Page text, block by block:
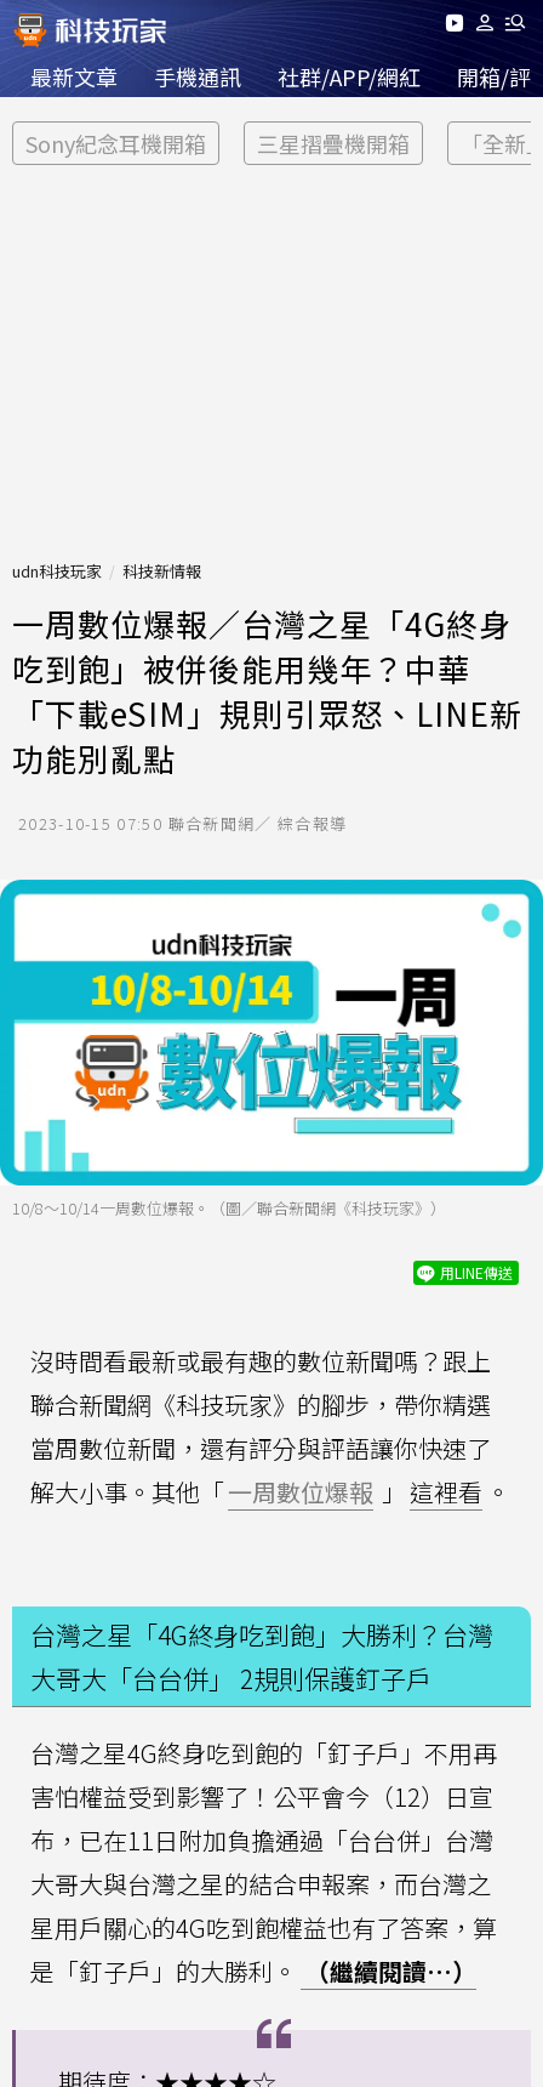
最新文章 手機通訊 社群/APP/網紅 開箱/評
Sony紀念耳機開箱 三星摺疊機開箱 「全新
udn科技玩家 科技新情報
一周數位爆報／台灣之星「4G終身
吃到飽」被併後能用幾年？中華
「下載eSIM」規則引眾怒、LINE新
功能別亂點
2023-10-15 07:50 聯合新聞網／ 綜合報導
10/8～10/14一周數位爆報。（圖／聯合新聞網《科技玩家》）
用LINE傳送
沒時間看最新或最有趣的數位新聞嗎？跟上
聯合新聞網《科技玩家》的腳步，帶你精選
當周數位新聞，還有評分與評語讓你快速了
解大小事。其他「一周數位爆報 」 這裡看 。
台灣之星「4G終身吃到飽」大勝利？台灣
大哥大「台台併」 2規則保護釘子戶
台灣之星4G終身吃到飽的「釘子戶」不用再
害怕權益受到影響了！公平會今（12）日宣
布，已在11日附加負擔通過「台台併」台灣
大哥大與台灣之星的結合申報案，而台灣之
星用戶關心的4G吃到飽權益也有了答案，算
是「釘子戶」的大勝利。
（繼續閱讀…）